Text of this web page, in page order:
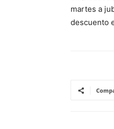
martes a
descuento